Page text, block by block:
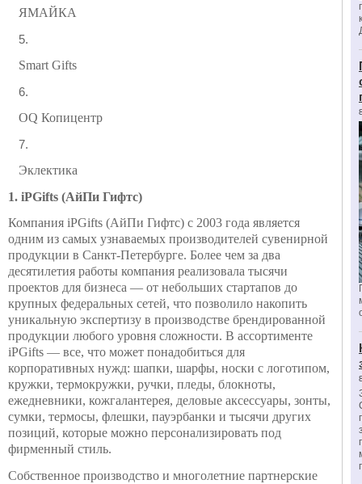
ЯМАЙКА
Smart Gifts
OQ Копицентр
Эклектика
1. iPGifts (АйПи Гифтс)
Компания iPGifts (АйПи Гифтс) с 2003 года является
одним из самых узнаваемых производителей сувенирной
продукции в Санкт-Петербурге. Более чем за два
десятилетия работы компания реализовала тысячи
проектов для бизнеса — от небольших стартапов до
крупных федеральных сетей, что позволило накопить
уникальную экспертизу в производстве брендированной
продукции любого уровня сложности. В ассортименте
iPGifts — все, что может понадобиться для
корпоративных нужд: шапки, шарфы, носки с логотипом,
кружки, термокружки, ручки, пледы, блокноты,
ежедневники, кожгалантерея, деловые аксессуары, зонты,
сумки, термосы, флешки, пауэрбанки и тысячи других
позиций, которые можно персонализировать под
фирменный стиль.
Собственное производство и многолетние партнерские